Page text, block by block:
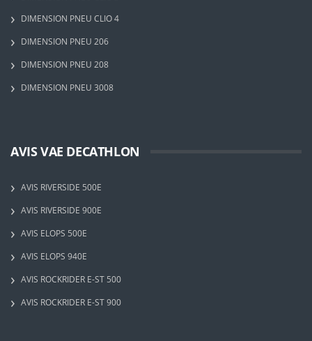
DIMENSION PNEU CLIO 4
DIMENSION PNEU 206
DIMENSION PNEU 208
DIMENSION PNEU 3008
AVIS VAE DECATHLON
AVIS RIVERSIDE 500E
AVIS RIVERSIDE 900E
AVIS ELOPS 500E
AVIS ELOPS 940E
AVIS ROCKRIDER E-ST 500
AVIS ROCKRIDER E-ST 900